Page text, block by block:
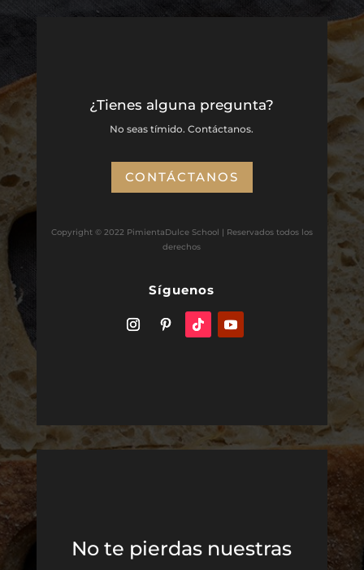
¿Tienes alguna pregunta?
No seas tímido. Contáctanos.
CONTÁCTANOS
Copyright © 2022 PimientaDulce School | Reservados todos los
derechos
Síguenos
No te pierdas nuestras